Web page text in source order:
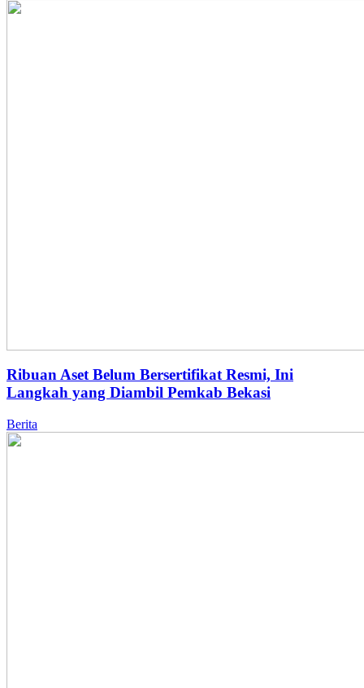
Ribuan Aset Belum Bersertifikat Resmi, Ini
Langkah yang Diambil Pemkab Bekasi
Berita